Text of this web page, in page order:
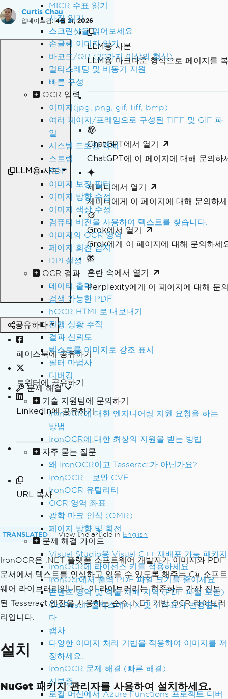
MICR 수표 읽기
사진 읽기
스크린샷을 읽어보세요
손글씨 이미지 읽기
바코드/QR (20가지 이상의 형식)
멀티스레딩 및 비동기 지원
빠른 구성
OCR 입력
이미지(jpg, png, gif, tiff, bmp)
여러 페이지/프레임으로 구성된 TIFF 및 GIF 파
일
시스템.드로잉 객체
스트림
PDF
이미지 보정 필터
이미지 방향 수정
이미지 색상 수정
컴퓨터 비전을 사용하여 텍스트를 찾습니다.
이미지의 OCR 영역
페이지 회전 감지
DPI 설정
OCR 결과
데이터 출력
검색 가능한 PDF
hOCR HTML로 내보내기
진행 상황 추적
결과 신뢰도
텍스트를 이미지로 강조 표시
필터 마법사
디버깅
문제 해결
기술 지원팀에 문의하기
IronOCR에 대한 엔지니어링 지원 요청을 하는
방법
IronOCR에 대한 최상의 지원을 받는 방법
자주 묻는 질문
왜 IronOCR이고 Tesseract가 아닌가요?
IronOCR - 보안 CVE
IronOCR 유틸리티
OCR 영역 좌표
광학 마크 인식 (OMR)
페이지 방향 및 회전
문제 해결 가이드
Visual Studio용 Visual C++ 재배포 가능 패키지
IronOCR에 라이선스 키를 적용하세요
IronOcr에서 출력 PDF 파일 크기를 줄이세요
콘텐츠 영역 및 작물 재배 지역 (PDF 파일 포함)
OcrResult 클래스에서 X 및 Y 좌표가 변경됩니
다.
캡차
다양한 이미지 처리 기법을 적용하여 이미지를 저
장하세요.
IronOCR 문제 해결 (빠른 해결)
신분증
로컬 머신에서 Azure Functions 프로젝트 디버
Curtis Chau
업데이트됨: 4월 21, 2026
LLM용 사본
LLM용 사본
LLM용 마크다운 형식으로 페이지를
ChatGPT에서 열기
ChatGPT에 이 페이지에 대해 문의하
제미니에서 열기
제미니에게 이 페이지에 대해 문의하
Grok에서 열기
Grok에게 이 페이지에 대해 문의하세
혼란 속에서 열기
Perplexity에게 이 페이지에 대해 문
공유하다
페이스북에 공유하기
트위터에 공유하기
LinkedIn에 공유하기
URL 복사
TRANSLATED View the article in English
IronOCR은 .NET 플랫폼 소프트웨어 개발자가 이미지와 PDF
문서에서 텍스트를 인식하고 읽을 수 있도록 해주는 C# 소프트
웨어 라이브러리입니다. 이 라이브러리는 현존하는 가장 진보
된 Tesseract 엔진을 사용하는 순수 .NET 기반 OCR 라이브러
리입니다.
설치
NuGet 패키지 관리자를 사용하여 설치하세요.